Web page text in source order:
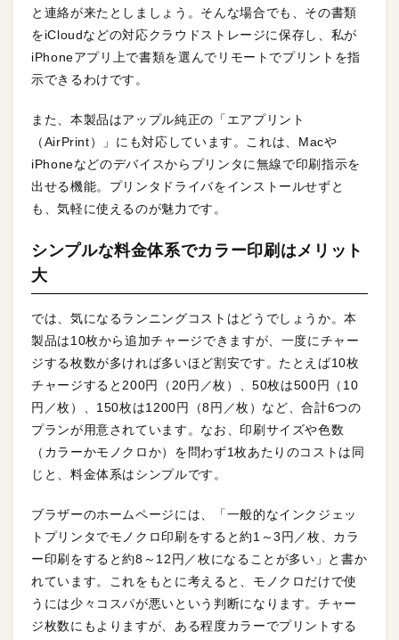
と連絡が来たとしましょう。そんな場合でも、その書類
をiCloudなどの対応クラウドストレージに保存し、私が
iPhoneアプリ上で書類を選んでリモートでプリントを指
示できるわけです。
また、本製品はアップル純正の「エアプリント
（AirPrint）」にも対応しています。これは、Macや
iPhoneなどのデバイスからプリンタに無線で印刷指示を
出せる機能。プリンタドライバをインストールせずと
も、気軽に使えるのが魅力です。
シンプルな料金体系でカラー印刷はメリット
大
では、気になるランニングコストはどうでしょうか。本
製品は10枚から追加チャージできますが、一度にチャー
ジする枚数が多ければ多いほど割安です。たとえば10枚
チャージすると200円（20円／枚）、50枚は500円（10
円／枚）、150枚は1200円（8円／枚）など、合計6つの
プランが用意されています。なお、印刷サイズや色数
（カラーかモノクロか）を問わず1枚あたりのコストは同
じと、料金体系はシンプルです。
ブラザーのホームページには、「一般的なインクジェッ
トプリンタでモノクロ印刷をすると約1～3円／枚、カラ
ー印刷をすると約8～12円／枚になることが多い」と書か
れています。これをもとに考えると、モノクロだけで使
うには少々コスパが悪いという判断になります。チャー
ジ枚数にもよりますが、ある程度カラーでプリントする